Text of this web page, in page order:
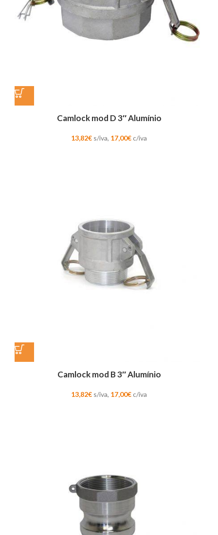
Camlock mod D 3″ Alumínio
13,82€ s/iva, 17,00€c/iva
Camlock mod B 3″ Alumínio
13,82€ s/iva, 17,00€c/iva